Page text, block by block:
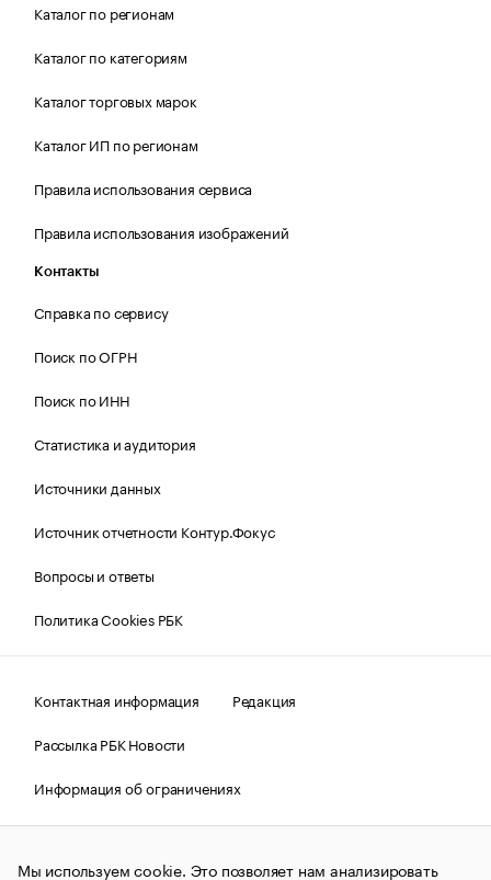
Каталог по регионам
Каталог по категориям
Каталог торговых марок
Каталог ИП по регионам
Правила использования сервиса
Правила использования изображений
Контакты
Справка по сервису
Поиск по ОГРН
Поиск по ИНН
Статистика и аудитория
Источники данных
Источник отчетности Контур.Фокус
Вопросы и ответы
Политика Cookies РБК
Контактная информация
Редакция
Рассылка РБК Новости
Информация об ограничениях
Правовая информация
О соблюдении авторских прав
© АО «РОСБИЗНЕСКОНСАЛТИНГ»,1995–2026.Сообщения
Мы используем cookie. Это позволяет нам анализировать